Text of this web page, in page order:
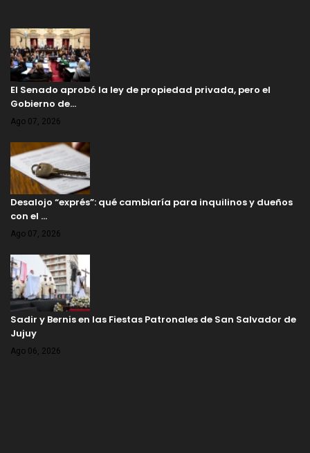
El Senado aprobó la ley de propiedad privada, pero el
Gobierno de…
Ago 07, 2026
Desalojo “exprés”: qué cambiaría para inquilinos y dueños
con el …
Ago 07, 2026
Sadir y Bernis en las Fiestas Patronales de San Salvador de
Jujuy
Ago 06, 2026